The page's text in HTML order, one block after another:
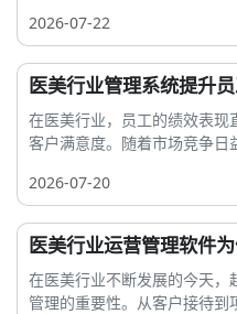
2026-07-22
医美行业管理系统提升
在医美行业，员工的绩效表现
客户满意度。随着市场竞争日
2026-07-20
医美行业运营管理软件
在医美行业不断发展的今天
管理的重要性。从客户接待到